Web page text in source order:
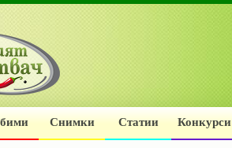
Снимки Статии Конкурси